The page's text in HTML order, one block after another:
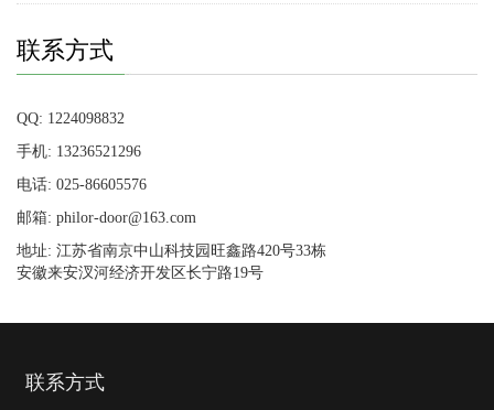
联系方式
QQ: 1224098832
手机: 13236521296
电话: 025-86605576
邮箱: philor-door@163.com
地址: 江苏省南京中山科技园旺鑫路420号33栋
安徽来安汊河经济开发区长宁路19号
联系方式